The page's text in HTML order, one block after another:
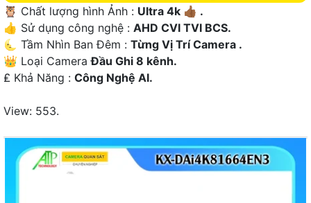
🦉 Chất lượng hình Ảnh : Ultra 4k 👍🏾 .
👍 Sử dụng công nghệ : AHD CVI TVI BCS.
🌜 Tầm Nhìn Ban Đêm : Từng Vị Trí Camera .
👑 Loại CameraĐầu Ghi 8 kênh.
️₤ Khả Năng : Công Nghệ AI.
View: 553.